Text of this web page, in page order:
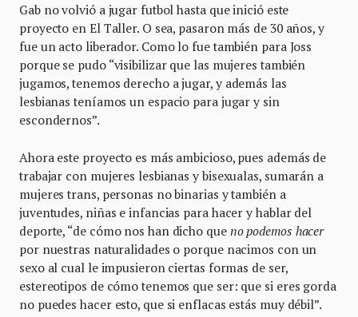
Gab no volvió a jugar futbol hasta que inició este
proyecto en El Taller. O sea, pasaron más de 30 años, y
fue un acto liberador. Como lo fue también para Joss
porque se pudo “visibilizar que las mujeres también
jugamos, tenemos derecho a jugar, y además las
lesbianas teníamos un espacio para jugar y sin
escondernos”.
Ahora este proyecto es más ambicioso, pues además de
trabajar con mujeres lesbianas y bisexualas, sumarán a
mujeres trans, personas no binarias y también a
juventudes, niñas e infancias para hacer y hablar del
deporte, “de cómo nos han dicho que no podemos hacer
por nuestras naturalidades o porque nacimos con un
sexo al cual le impusieron ciertas formas de ser,
estereotipos de cómo tenemos que ser: que si eres gorda
no puedes hacer esto, que si enflacas estás muy débil”.